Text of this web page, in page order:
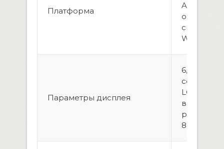
Платформа
ARM11
система
Параметры дисплея
6,2
LCD
высокого
800х480